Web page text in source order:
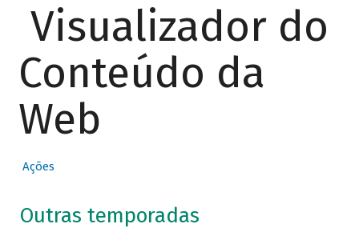
Visualizador do
Conteúdo da
Web
Ações
Outras temporadas